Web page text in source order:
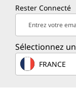
Rester Connecté
Entrez votre
Sélectionnez
FRANCE